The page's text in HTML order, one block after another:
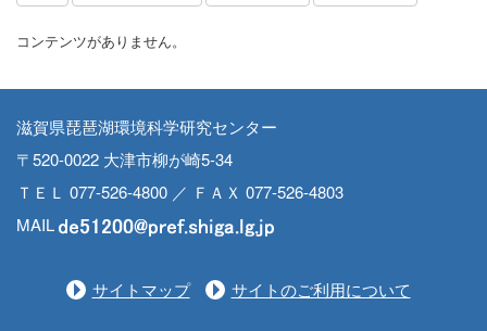
コンテンツがありません。
滋賀県琵琶湖環境科学研究センター
〒520-0022 大津市柳が崎5-34
ＴＥＬ 077-526-4800 ／ ＦＡＸ 077-526-4803
MAIL
サイトマップ サイトのご利用について